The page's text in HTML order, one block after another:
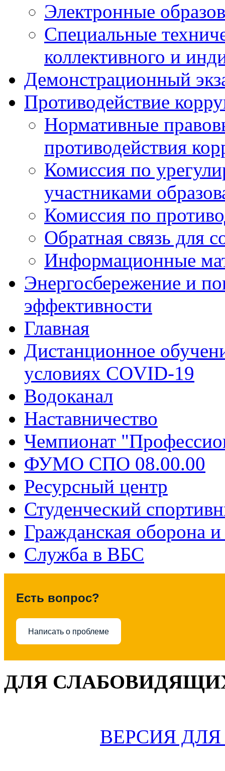
Электронные
Специальные
коллективного и
Демонстрационный
Противодействие
Нормативные
противодействия
Комиссия по
участниками
Комиссия по
Обратная связь для
Информационные
Энергосбережение и
эффективности
Главная
Дистанционное
условиях COVID-19
Водоканал
Наставничество
Чемпионат
ФУМО СПО 08.00.00
Ресурсный центр
Студенческий
Гражданская оборона
Служба в ВБС
Есть вопрос?
Написать о проблеме
ДЛЯ
ВЕРСИЯ